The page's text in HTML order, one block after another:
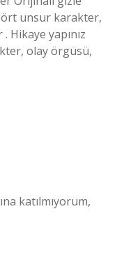
unsur karakter,
yapınız
olay örgüsü,
katılmıyorum,